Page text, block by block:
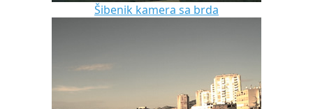
Šibenik kamera sa brda